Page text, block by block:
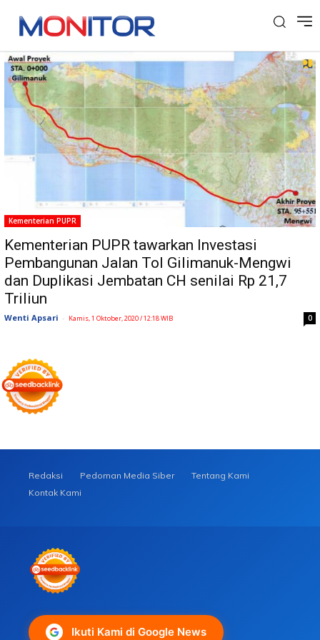
Tag: Tol Gilimanuk-Mangwi
Kementerian PUPR
Kementerian PUPR tawarkan Investasi
Pembangunan Jalan Tol Gilimanuk-Mengwi
dan Duplikasi Jembatan CH senilai Rp 21,7
Triliun
Wenti Apsari - Kamis, 1 Oktober, 2020 / 12:18 WIB 0
Redaksi Pedoman Media Siber
Tentang Kami
Kontak Kami
Ikuti Kami di Google News